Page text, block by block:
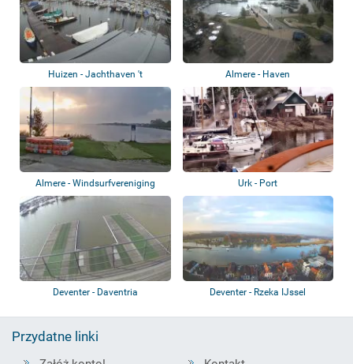
Huizen - Jachthaven 't
Huizerhoofd
Almere - Haven
Almere - Windsurfvereniging
Almere Centr...
Urk - Port
Deventer - Daventria Deventer - Rzeka IJssel
Przydatne linki